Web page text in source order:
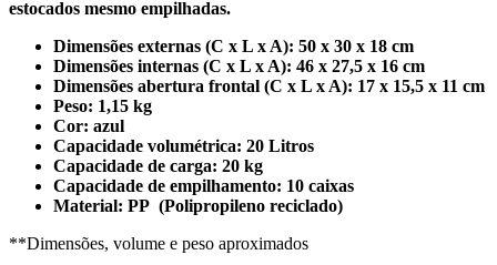
estocados mesmo empilhadas.
Dimensões externas (C x L x A): 50 x 30 x 18 cm
Dimensões internas (C x L x A): 46 x 27,5 x 16 cm
Dimensões abertura frontal (C x L x A): 17 x 15,5 x 11 cm
Peso: 1,15 kg
Cor: azul
Capacidade volumétrica: 20 Litros
Capacidade de carga: 20 kg
Capacidade de empilhamento: 10 caixas
Material: PP (Polipropileno reciclado)
**Dimensões, volume e peso aproximados